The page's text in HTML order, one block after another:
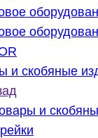
и скобяные
и